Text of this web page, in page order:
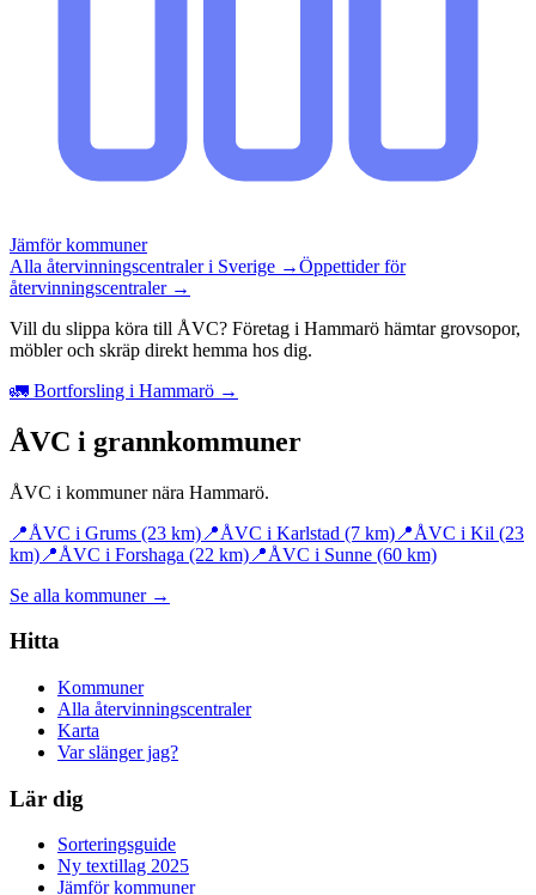
Jämför kommuner
Alla återvinningscentraler i Sverige →Öppettider för
återvinningscentraler →
Vill du slippa köra till ÅVC? Företag i Hammarö hämtar grovsopor,
möbler och skräp direkt hemma hos dig.
🚛 Bortforsling i Hammarö →
ÅVC i grannkommuner
ÅVC i kommuner nära Hammarö.
📍ÅVC i Grums (23 km) 📍ÅVC i Karlstad (7 km) 📍ÅVC i Kil (23
km) 📍ÅVC i Forshaga (22 km) 📍ÅVC i Sunne (60 km)
Se alla kommuner →
Hitta
Kommuner
Alla återvinningscentraler
Karta
Var slänger jag?
Lär dig
Sorteringsguide
Ny textillag 2025
Jämför kommuner